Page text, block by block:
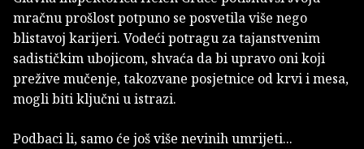
mračnu prošlost potpuno se posvetila više nego
blistavoj karijeri. Vodeći potragu za tajanstvenim
sadističkim ubojicom, shvaća da bi upravo oni koji
prežive mučenje, takozvane posjetnice od krvi i mesa,
mogli biti ključni u istrazi.
Podbaci li, samo će još više nevinih umrijeti...